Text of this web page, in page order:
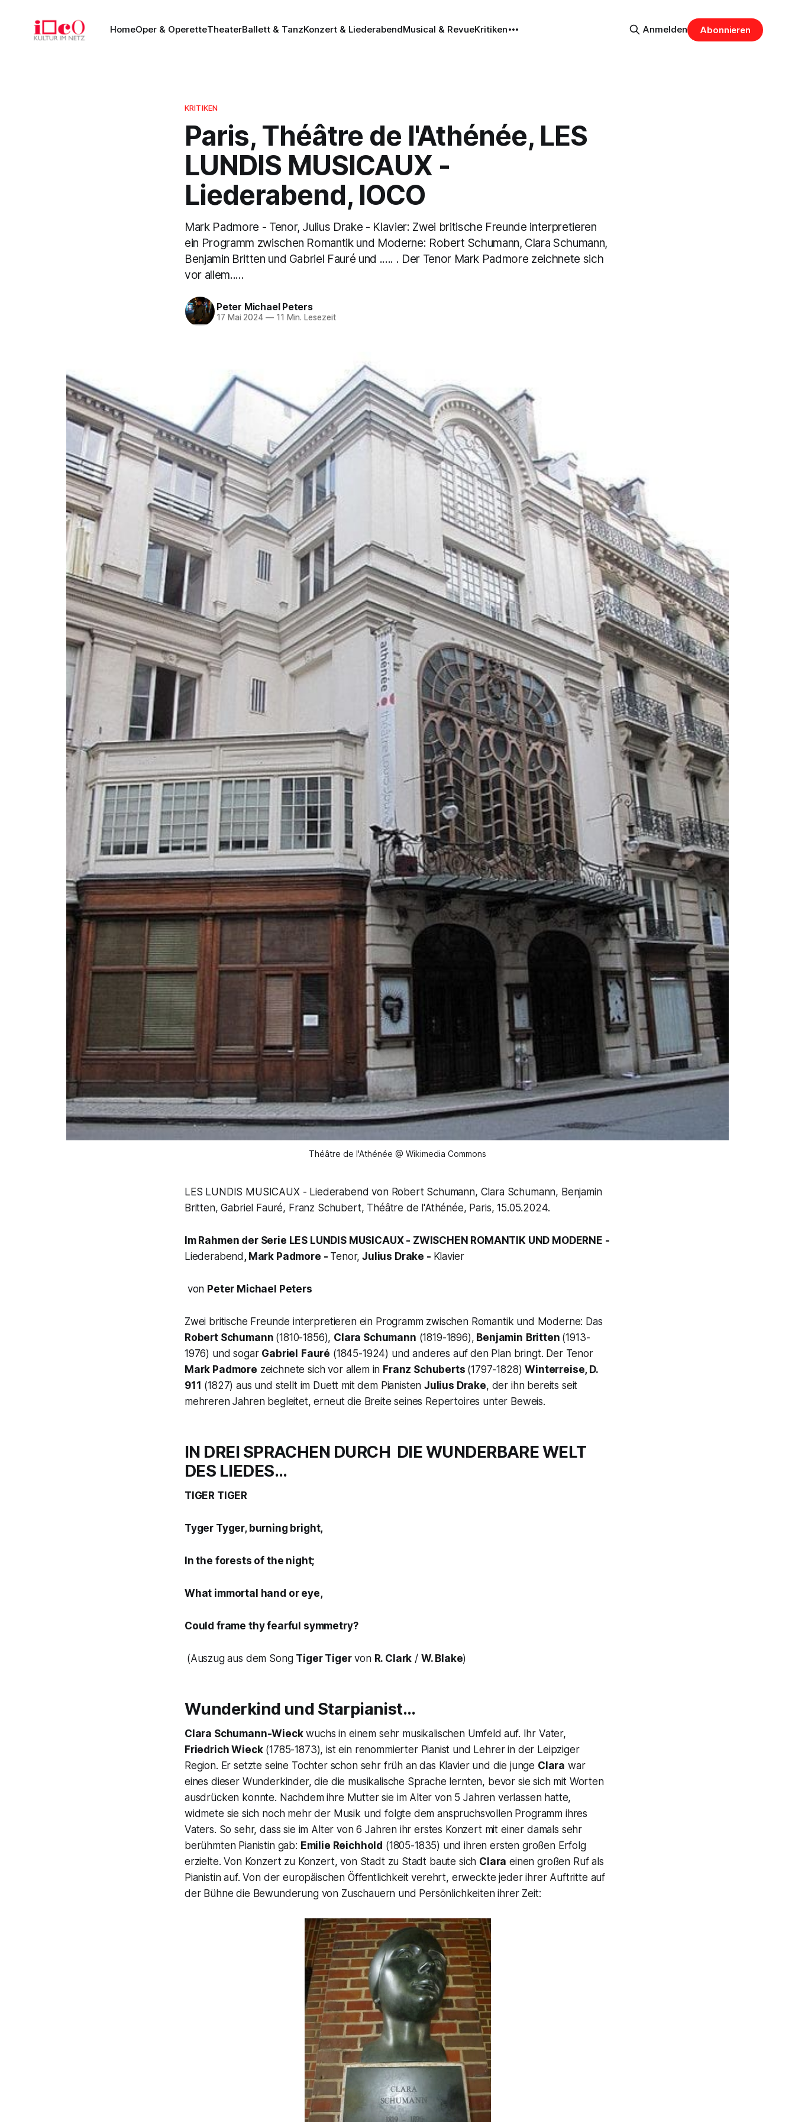
HomeOper & OperetteTheaterBallett & TanzKonzert & LiederabendMusical & RevueKritiken Anmelden Abonnieren
KRITIKEN
Paris, Théâtre de l'Athénée, LES
LUNDIS MUSICAUX -
Liederabend, IOCO
Mark Padmore - Tenor, Julius Drake - Klavier: Zwei britische Freunde interpretieren
ein Programm zwischen Romantik und Moderne: Robert Schumann, Clara Schumann,
Benjamin Britten und Gabriel Fauré und ..... . Der Tenor Mark Padmore zeichnete sich
vor allem.....
Peter Michael Peters
17 Mai 2024 —11 Min. Lesezeit
Théâtre de l'Athénée @ Wikimedia Commons
LES LUNDIS MUSICAUX - Liederabend von Robert Schumann, Clara Schumann, Benjamin
Britten, Gabriel Fauré, Franz Schubert, Théâtre de l'Athénée, Paris, 15.05.2024.
Im Rahmen der Serie LES LUNDIS MUSICAUX - ZWISCHEN ROMANTIK UND MODERNE -
Liederabend , Mark Padmore - Tenor, Julius Drake - Klavier
von Peter Michael Peters
Zwei britische Freunde interpretieren ein Programm zwischen Romantik und Moderne: Das
Robert Schumann (1810-1856), Clara Schumann (1819-1896), Benjamin Britten (1913-
1976) und sogar Gabriel Fauré (1845-1924) und anderes auf den Plan bringt. Der Tenor
Mark Padmore zeichnete sich vor allem in Franz Schuberts (1797-1828)Winterreise, D.
911 (1827) aus und stellt im Duett mit dem Pianisten Julius Drake, der ihn bereits seit
mehreren Jahren begleitet, erneut die Breite seines Repertoires unter Beweis.
IN DREI SPRACHEN DURCH DIE WUNDERBARE WELT
DES LIEDES…
TIGER TIGER
Tyger Tyger, burning bright,
In the forests of the night;
What immortal hand or eye,
Could frame thy fearful symmetry?
(Auszug aus dem Song Tiger Tigervon R. Clark / W. Blake)
Wunderkind und Starpianist…
Clara Schumann-Wieckwuchs in einem sehr musikalischen Umfeld auf. Ihr Vater,
Friedrich Wieck(1785-1873), ist ein renommierter Pianist und Lehrer in der Leipziger
Region. Er setzte seine Tochter schon sehr früh an das Klavier und die junge Clara war
eines dieser Wunderkinder, die die musikalische Sprache lernten, bevor sie sich mit Worten
ausdrücken konnte. Nachdem ihre Mutter sie im Alter von 5 Jahren verlassen hatte,
widmete sie sich noch mehr der Musik und folgte dem anspruchsvollen Programm ihres
Vaters. So sehr, dass sie im Alter von 6 Jahren ihr erstes Konzert mit einer damals sehr
berühmten Pianistin gab: Emilie Reichhold (1805-1835) und ihren ersten großen Erfolg
erzielte. Von Konzert zu Konzert, von Stadt zu Stadt baute sich Clara einen großen Ruf als
Pianistin auf. Von der europäischen Öffentlichkeit verehrt, erweckte jeder ihrer Auftritte auf
der Bühne die Bewunderung von Zuschauern und Persönlichkeiten ihrer Zeit: